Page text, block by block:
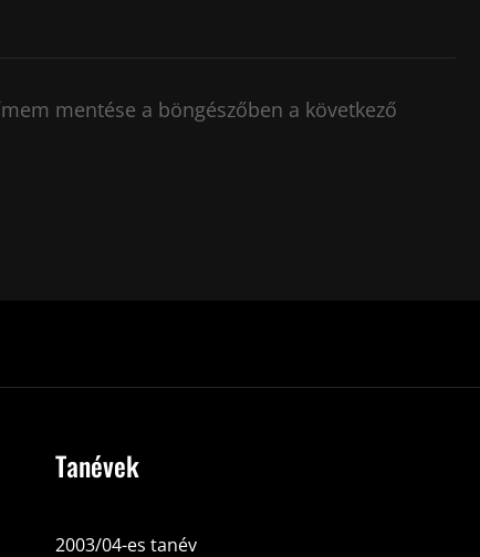
mentése a böngészőben a következő
Tanévek
2003/04-es tanév